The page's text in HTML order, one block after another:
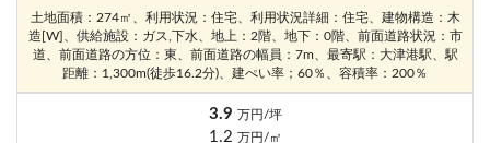
土地面積：274㎡、利用状況：住宅、利用状況詳細：住宅、建物構造：木
造[W]、供給施設：ガス,下水、地上：2階、地下：0階、前面道路状況：市
道、前面道路の方位：東、前面道路の幅員：7m、最寄駅：大津港駅、駅
距離：1,300m(徒歩16.2分)、建ぺい率；60％、容積率：200％
3.9 万円/坪
1.2 万円/㎡